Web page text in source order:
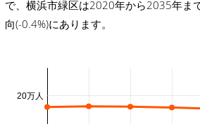
で、横浜市緑区は2020年から2035年ま
向(-0.4%)にあります。
20万人